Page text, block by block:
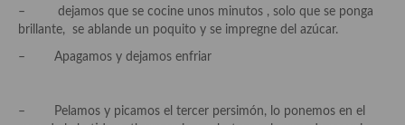
Cocina Coreana
Cocina HIndú
– dejamos que se cocine unos minutos , solo que se ponga
brillante, se ablande un poquito y se impregne del azúcar.
– Apagamos y dejamos enfriar
– Pelamos y picamos el tercer persimón, lo ponemos en el